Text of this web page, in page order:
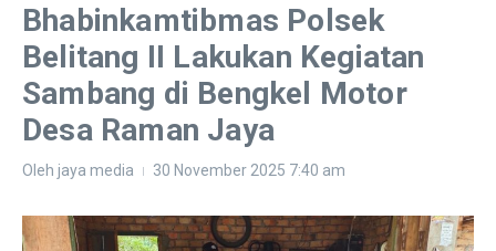
Bhabinkamtibmas Polsek
Belitang II Lakukan Kegiatan
Sambang di Bengkel Motor
Desa Raman Jaya
Oleh jaya media 30 November 2025 7:40 am